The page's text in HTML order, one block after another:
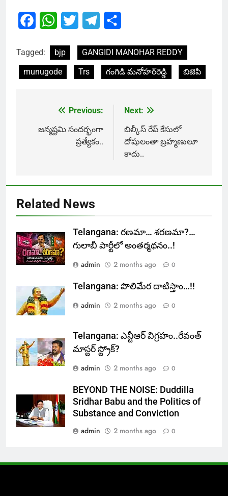
FacebookWhatsApp
Twitter Telegram
Tagged: bjp
GANGIDI MANOHAR REDDY
munugode
Trs గంగిడి మనోహర్‌రెడ్డి బిజెపి
navigation
Previous:
జన్మష్టమి సందర్భంగా
ప్రత్యేకం..
Next:
బిల్కీస్‌ రేప్‌ కేసులో
దోషులంతా బ్రహ్మణులూ
కాదు..
Related News
Telangana: రణమా… శరణమా?…
గులాబీ పార్టీలో అంతర్మథనం..!
admin
2 months ago 0
Telangana: పొలిమేర దాటిస్తాం…!!
admin
2 months ago 0
Telangana: ఎన్టీఆర్ విగ్రహం..రేవంత్
మాస్టర్ స్ట్రోక్‌?
admin
2 months ago 0
BEYOND THE NOISE: Duddilla
Sridhar Babu and the Politics of
Substance and Conviction
admin
2 months ago 0